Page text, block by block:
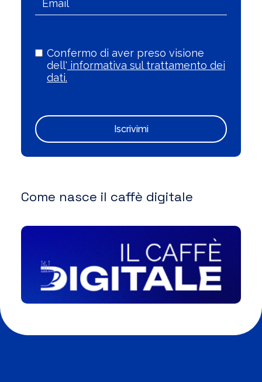
Confermo di aver preso visione
dell' informativa sul trattamento dei
dati.
Iscrivimi
Come nasce il caffè digitale